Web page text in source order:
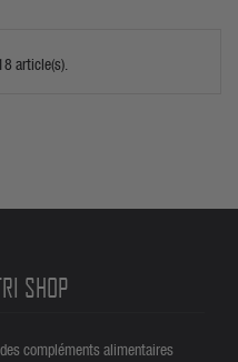
sur notre boutique de
livraison rapide France,
article(s).
SHOP
compléments alimentaires